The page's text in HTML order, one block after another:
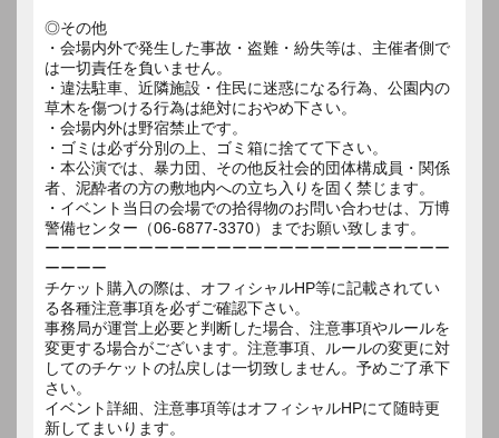
◎その他
・会場内外で発生した事故・盗難・紛失等は、主催者側で
は一切責任を負いません。
・違法駐車、近隣施設・住民に迷惑になる行為、公園内の
草木を傷つける行為は絶対におやめ下さい。
・会場内外は野宿禁止です。
・ゴミは必ず分別の上、ゴミ箱に捨てて下さい。
・本公演では、暴力団、その他反社会的団体構成員・関係
者、泥酔者の方の敷地内への立ち入りを固く禁じます。
・イベント当日の会場での拾得物のお問い合わせは、万博
警備センター（06-6877-3370）までお願い致します。
ーーーーーーーーーーーーーーーーーーーーーーーーーー
ーーーー
チケット購入の際は、オフィシャルHP等に記載されてい
る各種注意事項を必ずご確認下さい。
事務局が運営上必要と判断した場合、注意事項やルールを
変更する場合がございます。注意事項、ルールの変更に対
してのチケットの払戻しは一切致しません。予めご了承下
さい。
イベント詳細、注意事項等はオフィシャルHPにて随時更
新してまいります。